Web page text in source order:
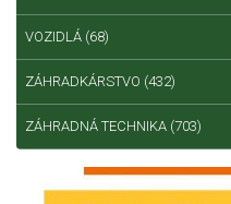
VOZIDLÁ (68)
ZÁHRADKÁRSTVO (432)
ZÁHRADNÁ TECHNIKA (703)